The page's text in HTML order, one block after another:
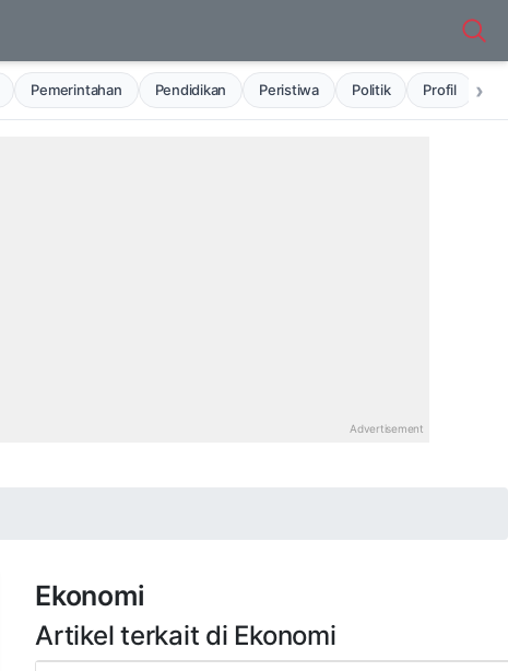
Pemerintahan Pendidikan Peristiwa Politik Profil ›
Ekonomi
Artikel terkait di Ekonomi